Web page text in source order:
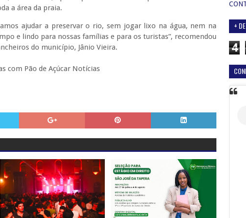
a área da praia.
ajudar a preservar o rio, sem jogar lixo na água, nem na
e lindo para nossas famílias e para os turistas”, recomendou
do município, Jânio Vieira.
com Pão de Açúcar Notícias
+
4